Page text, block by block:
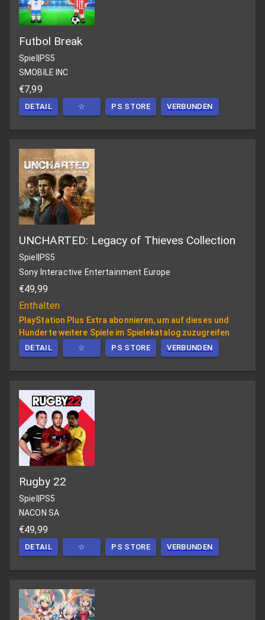
Futbol Break
Spiel|PS5
SMOBILE INC
€7,99
DETAIL ☆ PS STORE VERBUNDEN
UNCHARTED: Legacy of Thieves Collection
Spiel
PS5
Sony Interactive Entertainment Europe
€49,99
Enthalten
PlayStation Plus Extra abonnieren, um auf dieses und
Hunderte weitere Spiele im Spielekatalog zuzugreifen
DETAIL ☆ PS STORE VERBUNDEN
Rugby 22
Spiel|PS5
NACON SA
€49,99
DETAIL ☆ PS STORE VERBUNDEN